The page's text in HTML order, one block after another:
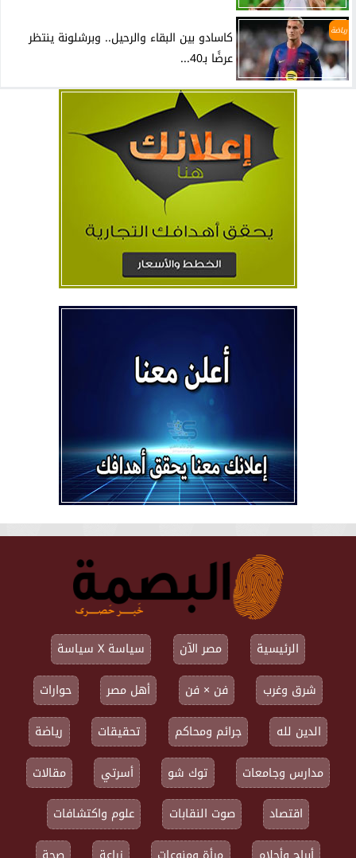
رياضة
كاسادو بين البقاء والرحيل.. وبرشلونة ينتظر
عرضًا بـ40...
الرئيسية مصر الآن
سياسة X سياسة
شرق وغرب
فن × فن أهل مصر
حوارات
الدين لله
جرائم ومحاكم تحقيقات
رياضة
مدارس وجامعات
توك شو أسرتي
مقالات
اقتصاد
صوت النقابات
علوم واكتشافات